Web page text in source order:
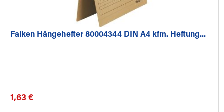
Falken Hängehefter 80004344 DIN A4 kfm. Heftung...
1,63 €